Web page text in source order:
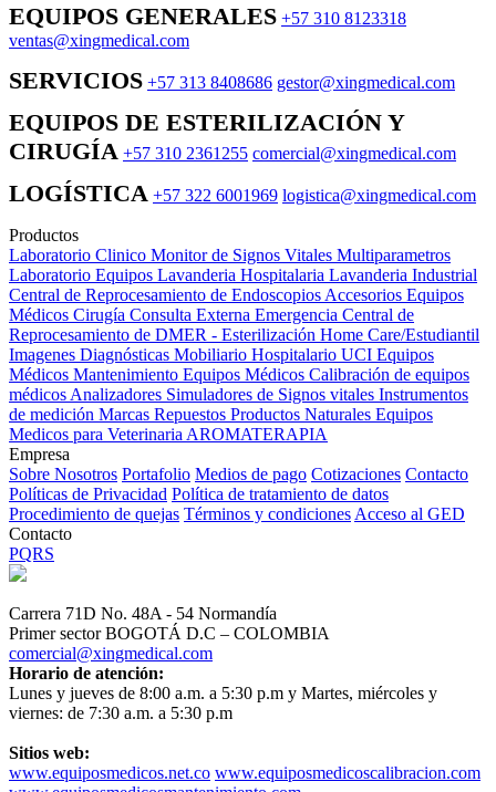
EQUIPOS GENERALES +57 310 8123318
ventas@xingmedical.com
SERVICIOS +57 313 8408686 gestor@xingmedical.com
EQUIPOS DE ESTERILIZACIÓN Y
CIRUGÍA +57 310 2361255 comercial@xingmedical.com
LOGÍSTICA +57 322 6001969 logistica@xingmedical.com
Productos
Laboratorio Clinico Monitor de Signos Vitales Multiparametros
Laboratorio Equipos Lavanderia Hospitalaria Lavanderia Industrial
Central de Reprocesamiento de Endoscopios Accesorios Equipos
Médicos Cirugía Consulta Externa Emergencia Central de
Reprocesamiento de DMER - Esterilización Home Care/Estudiantil
Imagenes Diagnósticas Mobiliario Hospitalario UCI Equipos
Médicos Mantenimiento Equipos Médicos Calibración de equipos
médicos Analizadores Simuladores de Signos vitales Instrumentos
de medición Marcas Repuestos Productos Naturales Equipos
Medicos para Veterinaria AROMATERAPIA
Empresa
Sobre Nosotros Portafolio Medios de pago Cotizaciones Contacto
Políticas de Privacidad Política de tratamiento de datos
Procedimiento de quejas Términos y condiciones Acceso al GED
Contacto
PQRS
Carrera 71D No. 48A - 54 Normandía
Primer sector BOGOTÁ D.C – COLOMBIA
comercial@xingmedical.com
Horario de atención:
Lunes y jueves de 8:00 a.m. a 5:30 p.m y Martes, miércoles y
viernes: de 7:30 a.m. a 5:30 p.m
Sitios web:
www.equiposmedicos.net.co www.equiposmedicoscalibracion.com